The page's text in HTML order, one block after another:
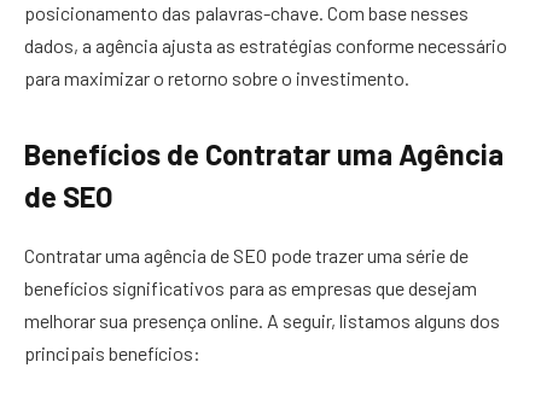
posicionamento das palavras-chave. Com base nesses
dados, a agência ajusta as estratégias conforme necessário
para maximizar o retorno sobre o investimento.
Benefícios de Contratar uma Agência
de SEO
Contratar uma agência de SEO pode trazer uma série de
benefícios significativos para as empresas que desejam
melhorar sua presença online. A seguir, listamos alguns dos
principais benefícios: